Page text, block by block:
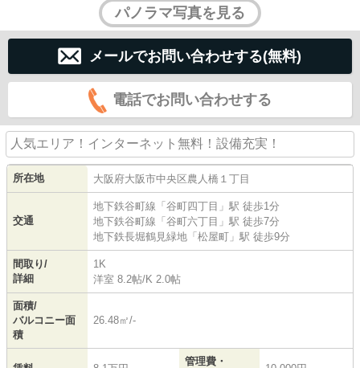
パノラマ写真を見る
メールでお問い合わせする(無料)
電話でお問い合わせする
人気エリア！インターネット無料！設備充実！
所在地 大阪府大阪市中央区農人橋 １丁目
交通
地下鉄谷町線 「谷町四丁目 」駅 徒歩1分
地下鉄谷町線 「谷町六丁目 」駅 徒歩7分
地下鉄長堀鶴見緑地 「松屋町 」駅 徒歩9分
間取り/
詳細
1K
洋室 8.2帖/K 2.0帖
面積/
バルコニー面
積
26.48㎡/-
管理費・